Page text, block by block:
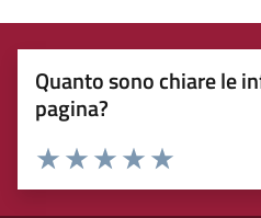
Quanto sono chiare le
pagina?
Rating:
Valuta 5 stelle
Valuta 4 stelle su
Valuta 3 stelle su 5
Valuta 2 stelle su 5
Valuta 1 stelle su 5